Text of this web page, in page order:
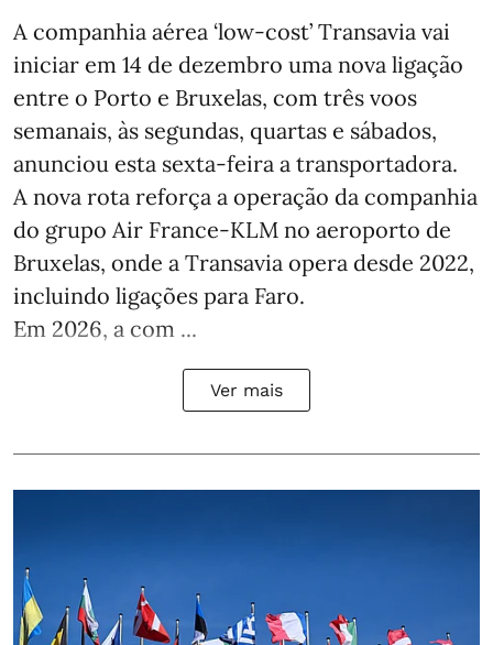
A companhia aérea ‘low-cost’ Transavia vai
iniciar em 14 de dezembro uma nova ligação
entre o Porto e Bruxelas, com três voos
semanais, às segundas, quartas e sábados,
anunciou esta sexta-feira a transportadora.
A nova rota reforça a operação da companhia
do grupo Air France-KLM no aeroporto de
Bruxelas, onde a Transavia opera desde 2022,
incluindo ligações para Faro.
Em 2026, a com ...
Ver mais